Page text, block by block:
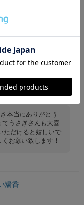
こんと座る可愛いう
したが、期待以上にと
リーズ（?）どれにす
様もこちらにして大正
うございました!!!
2025/12/12 23:15:02
本当にありがとう
うさぎさんも大喜
ただけると嬉しいで
お願い致します！
湯呑